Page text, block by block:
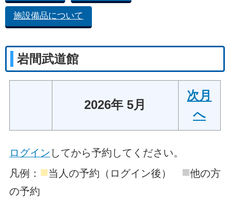
施設備品について
岩間武道館
2026年 5月
次月
へ
ログイン してから予約してください。
凡例： ■当人の予約（ログイン後） ■他の方
の予約